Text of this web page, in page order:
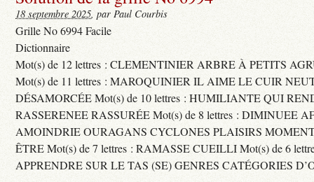
18 septembre 2025, par Paul Courbis
Grille No 6994 Facile
Dictionnaire
Mot(s) de 12 lettres : CLEMENTINIER ARBRE À PETITS
Mot(s) de 11 lettres : MAROQUINIER IL AIME LE CUIR
DÉSAMORCÉE Mot(s) de 10 lettres : HUMILIANTE QUI
RASSERENEE RASSURÉE Mot(s) de 8 lettres : DIMINUEE
AMOINDRIE OURAGANS CYCLONES PLAISIRS
ÊTRE Mot(s) de 7 lettres : RAMASSE CUEILLI Mot(s) de 6
APPRENDRE SUR LE TAS (SE) GENRES CATÉGORIES